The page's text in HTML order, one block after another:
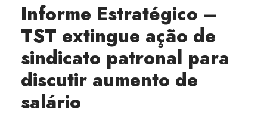
Informe Estratégico –
TST extingue ação de
sindicato patronal para
discutir aumento de
salário